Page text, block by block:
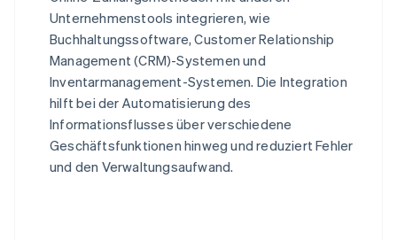
Unternehmenstools integrieren, wie
Buchhaltungssoftware, Customer Relationship
Management (CRM)-Systemen und
Inventarmanagement-Systemen. Die Integration
hilft bei der Automatisierung des
Informationsflusses über verschiedene
Geschäftsfunktionen hinweg und reduziert Fehler
und den Verwaltungsaufwand.